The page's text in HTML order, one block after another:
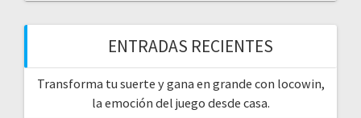
ENTRADAS RECIENTES
Transforma tu suerte y gana en grande con locowin,
la emoción del juego desde casa.